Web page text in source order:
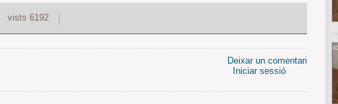
vists 6192
Deixar un comentari
Iniciar sessió